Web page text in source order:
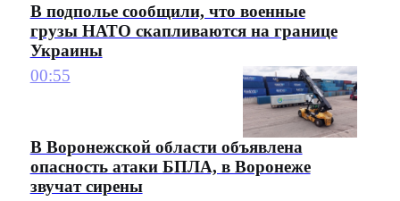
В подполье сообщили, что военные
грузы НАТО скапливаются на границе
Украины
00:55
В Воронежской области объявлена
опасность атаки БПЛА, в Воронеже
звучат сирены